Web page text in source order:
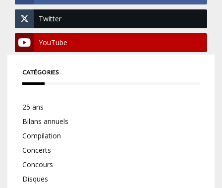
Twitter
YouTube
CATÉGORIES
25 ans
Bilans annuels
Compilation
Concerts
Concours
Disques